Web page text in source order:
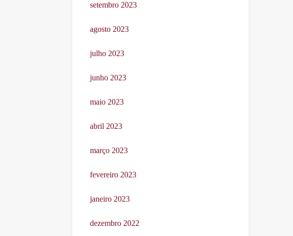
setembro 2023
agosto 2023
julho 2023
junho 2023
maio 2023
abril 2023
março 2023
fevereiro 2023
janeiro 2023
dezembro 2022